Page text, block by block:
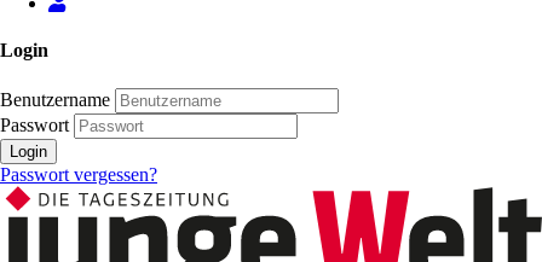
Login
Benutzername
Passwort
Login
Passwort vergessen?